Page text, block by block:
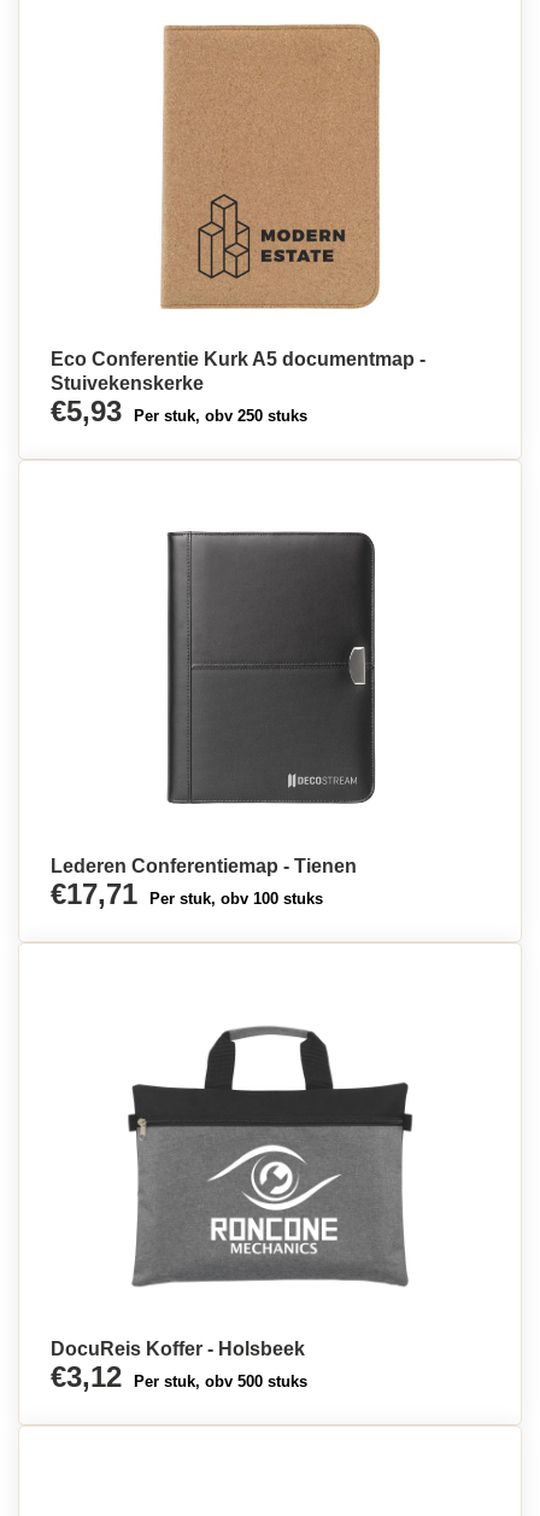
Eco Conferentie Kurk A5 documentmap -
Stuivekenskerke
€5,93 Per stuk, obv 250 stuks
Lederen Conferentiemap - Tienen
€17,71 Per stuk, obv 100 stuks
DocuReis Koffer - Holsbeek
€3,12 Per stuk, obv 500 stuks